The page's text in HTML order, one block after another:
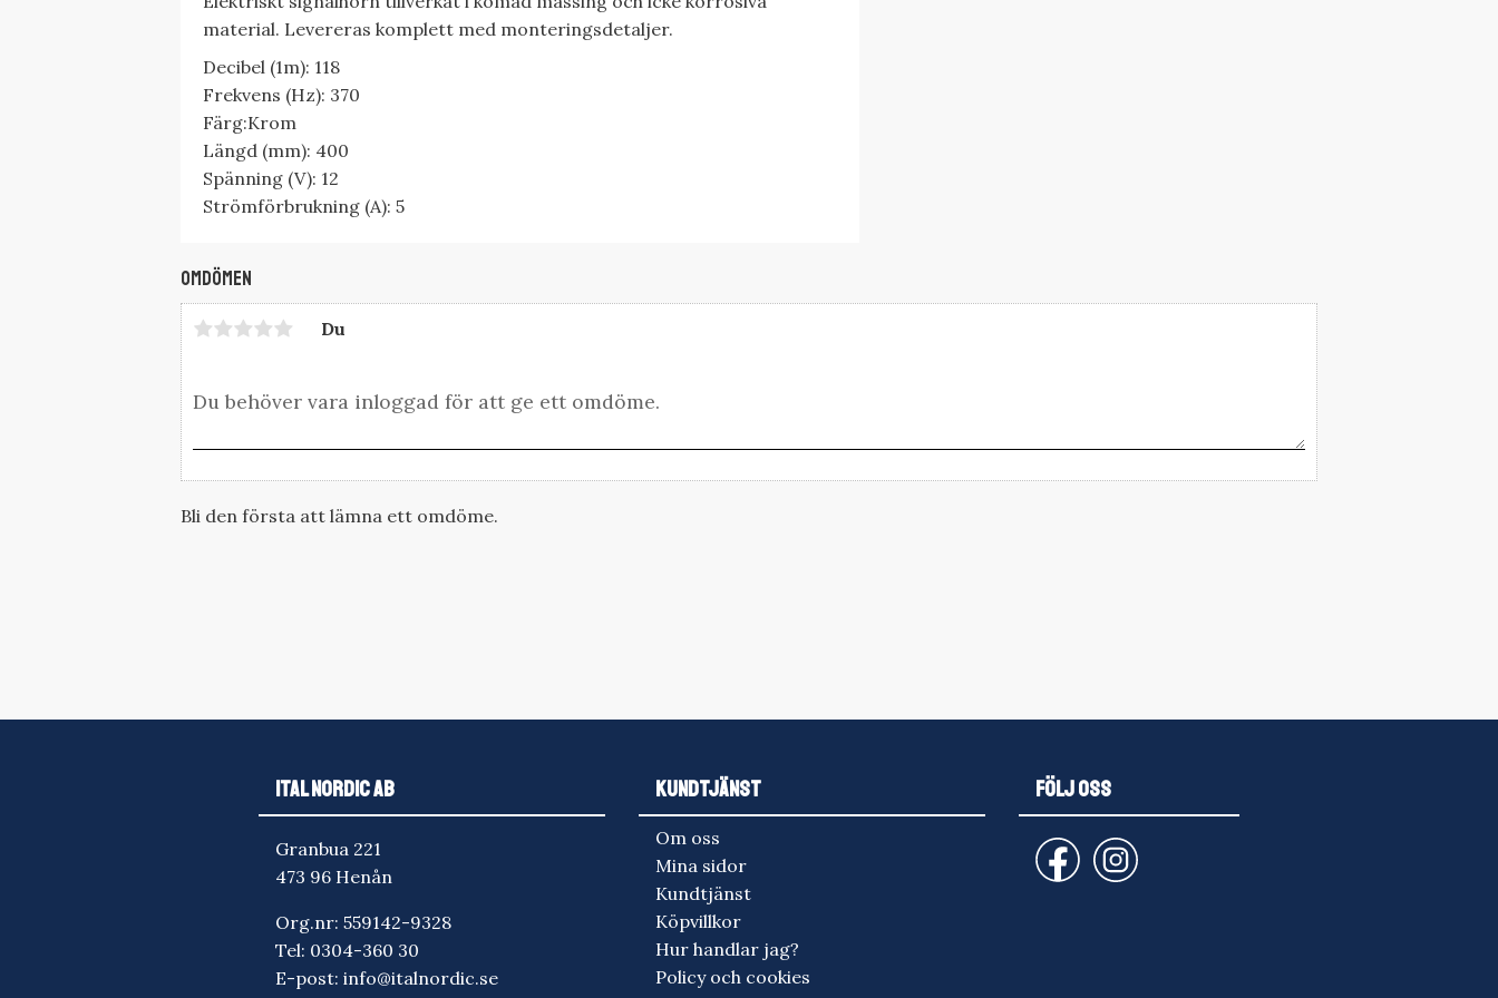
material. Levereras komplett med monteringsdetaljer.
Decibel (1m): 118
Frekvens (Hz): 370
Färg:Krom
Längd (mm): 400
Spänning (V): 12
Strömförbrukning (A): 5
Omdömen
Du
Bli den första att lämna ett omdöme.
ITAL NORDIC AB
Granbua 221
473 96 Henån
Org.nr: 559142-9328
Tel: 0304-360 30
E-post:info@italnordic.se
KUNDTJÄNST
Om oss
Mina sidor
Kundtjänst
Köpvillkor
Hur handlar jag?
Policy och cookies
FÖLJ OSS